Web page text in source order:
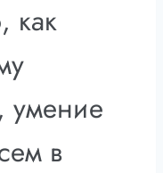
как
умение
в